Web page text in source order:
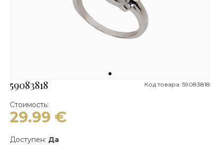
59083818 Код товара: 59083818
Стоимость:
29.99 €
Доступен: Да